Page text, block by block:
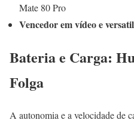
Mate 80 Pro
Vencedor em vídeo e
Bateria e Carga:
Folga
A autonomia e a velocidade de